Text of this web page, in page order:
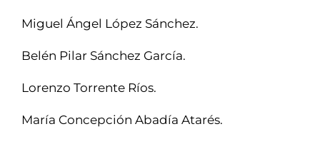
Miguel Ángel López Sánchez.
Belén Pilar Sánchez García.
Lorenzo Torrente Ríos.
María Concepción Abadía Atarés.